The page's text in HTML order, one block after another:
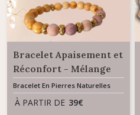
Bracelet Apaisement et
Réconfort - Mélange
de Pierres Naturelles
Palo Santo et
Bracelet En Pierres Naturelles
À PARTIR DE 39€